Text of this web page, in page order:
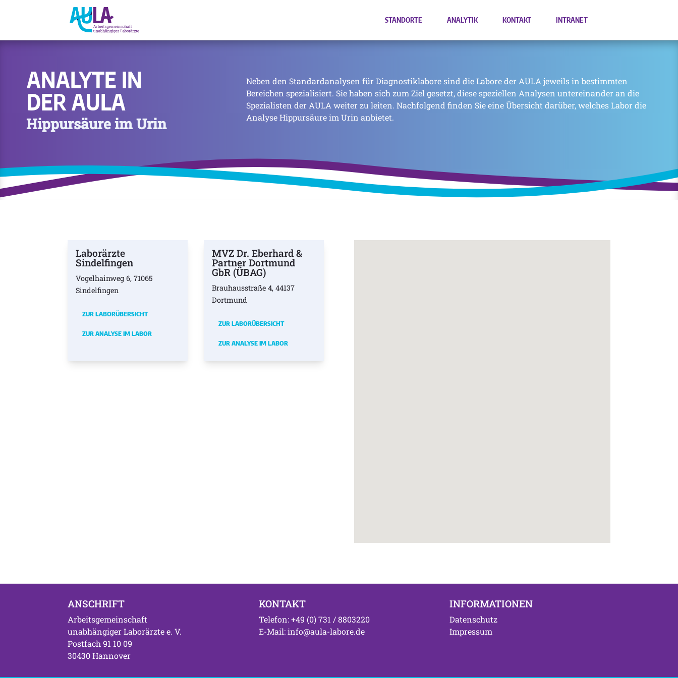
STANDORTE ANALYTIK KONTAKT INTRANET
ANALYTE IN
DER AULA
Hippursäure im Urin
Neben den Standardanalysen für Diagnostiklabore sind die Labore der AULA jeweils in bestimmten
Bereichen spezialisiert. Sie haben sich zum Ziel gesetzt, diese speziellen Analysen untereinander an die
Spezialisten der AULA weiter zu leiten. Nachfolgend finden Sie eine Übersicht darüber, welches Labor die
Analyse Hippursäure im Urin anbietet.
Laborärzte
Sindelfingen
Vogelhainweg 6, 71065
Sindelfingen
ZUR LABORÜBERSICHT
ZUR ANALYSE IM LABOR
MVZ Dr. Eberhard &
Partner Dortmund
GbR (ÜBAG)
Brauhausstraße 4, 44137
Dortmund
ZUR LABORÜBERSICHT
ZUR ANALYSE IM LABOR
ANSCHRIFT
Arbeitsgemeinschaft
unabhängiger Laborärzte e. V.
Postfach 91 10 09
30430 Hannover
KONTAKT
Telefon: +49 (0) 731 / 8803220
E-Mail: info@aula-labore.de
INFORMATIONEN
Datenschutz
Impressum